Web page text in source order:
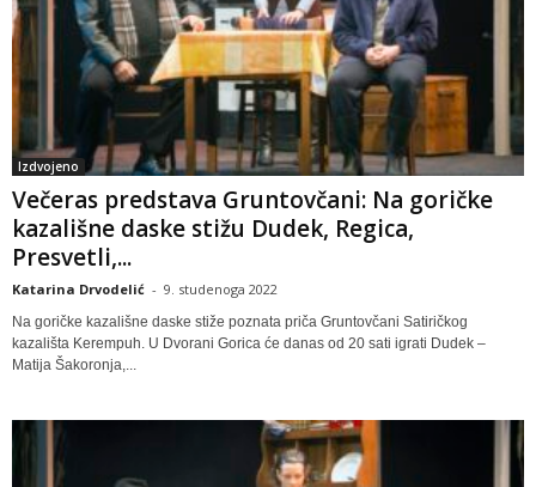
Izdvojeno
Večeras predstava Gruntovčani: Na goričke
kazališne daske stižu Dudek, Regica,
Presvetli,...
Katarina Drvodelić - 9. studenoga 2022
Na goričke kazališne daske stiže poznata priča Gruntovčani Satiričkog
kazališta Kerempuh. U Dvorani Gorica će danas od 20 sati igrati Dudek –
Matija Šakoronja,...